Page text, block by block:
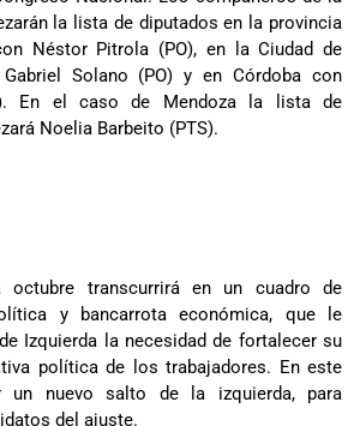
la lista de diputados en la provincia
Néstor Pitrola (PO), en la Ciudad de
Solano (PO) y en Córdoba con
En el caso de Mendoza la lista de
Noelia Barbeito (PTS).
octubre transcurrirá en un cuadro de
y bancarrota económica, que le
Izquierda la necesidad de fortalecer su
política de los trabajadores. En este
un nuevo salto de la izquierda, para
del ajuste.